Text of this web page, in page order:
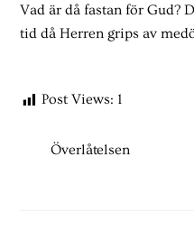
Vad är då fastan för Gud?
tid då Herren grips av
Post Views: 1
Överlåtelsen